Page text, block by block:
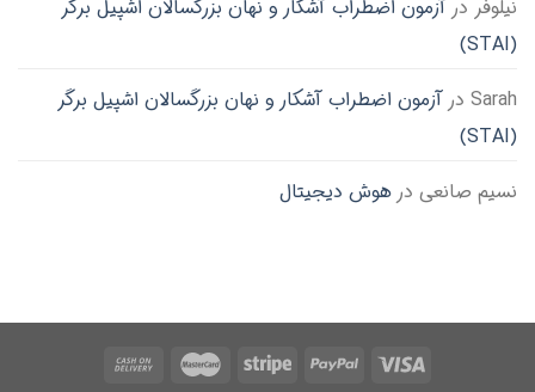
نیلوفر در آزمون اضطراب آشکار و نهان بزرگسالان اشپیل برگر
(STAI)
Sarah در آزمون اضطراب آشکار و نهان بزرگسالان اشپیل برگر
(STAI)
نسیم صانعی در هوش دیجیتال